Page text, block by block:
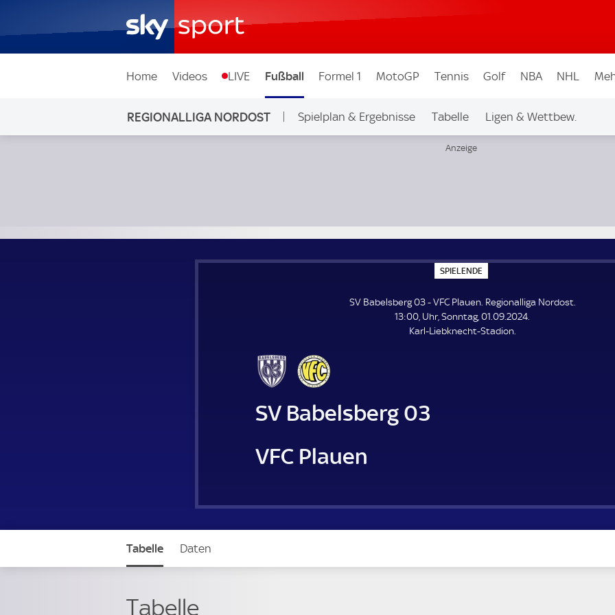
Home Videos LIVE Fußball Formel 1 MotoGP Tennis Golf NBA NHL
REGIONALLIGA NORDOST Spielplan & Ergebnisse Tabelle Ligen & Wettbew.
SPIELENDE
P
E
L
E
N
SV Babelsberg 03 - VFC Plauen. Regionalliga Nordost.
13:00, Uhr, Sonntag, 01.09.2024.
Karl-Liebknecht-Stadion.
SV Babelsberg 03
VFC Plauen
Tabelle Daten
Tabelle